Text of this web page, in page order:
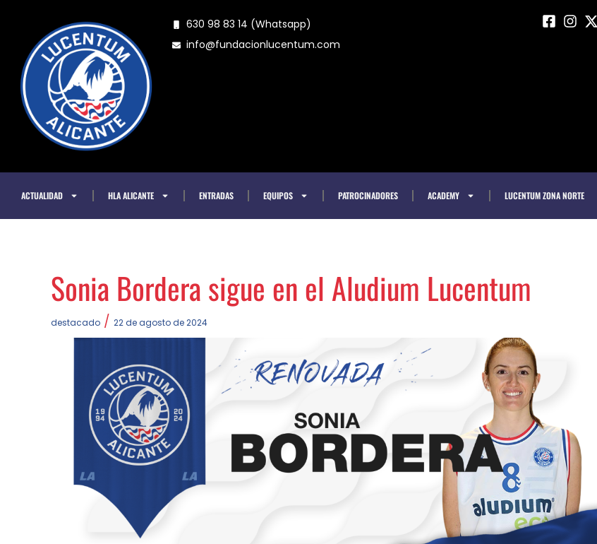
contenido
630 98 83 14 (Whatsapp)
info@fundacionlucentum.com
ACTUALIDAD HLA ALICANTE ENTRADAS EQUIPOS PATROCINADORES ACADEMY LUCENTUM ZONA NORTE
Sonia Bordera sigue en el Aludium Lucentum
destacado / 22 de agosto de 2024